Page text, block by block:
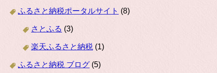
ふるさと納税ポータルサイト (8)
さとふる (3)
楽天ふるさと納税 (1)
ふるさと納税 ブログ (5)